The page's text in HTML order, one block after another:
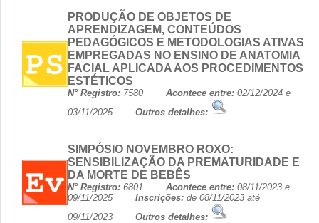
PRODUÇÃO DE OBJETOS DE
APRENDIZAGEM, CONTEÚDOS
PEDAGÓGICOS E METODOLOGIAS ATIVAS
EMPREGADAS NO ENSINO DE ANATOMIA
FACIAL APLICADA AOS PROCEDIMENTOS
ESTÉTICOS
N° Registro: 7580 Acontece entre: 02/12/2024 e
03/11/2025 Outros detalhes:
SIMPÓSIO NOVEMBRO ROXO:
SENSIBILIZAÇÃO DA PREMATURIDADE E
DA MORTE DE BEBÊS
N° Registro: 6801 Acontece entre: 08/11/2023 e
09/11/2025 Inscrições: de 08/11/2023 até
09/11/2023 Outros detalhes: